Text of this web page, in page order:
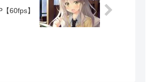
60fps】